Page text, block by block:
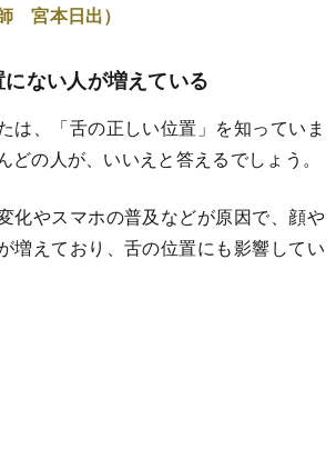
宮本日出）
ない人が増えている
は、「舌の正しい位置」を知っていま
どの人が、いいえと答えるでしょう。
化やスマホの普及などが原因で、顔や
増えており、舌の位置にも影響してい